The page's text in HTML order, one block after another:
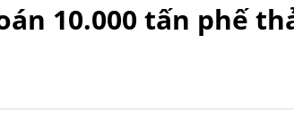
10.000 tấn phế